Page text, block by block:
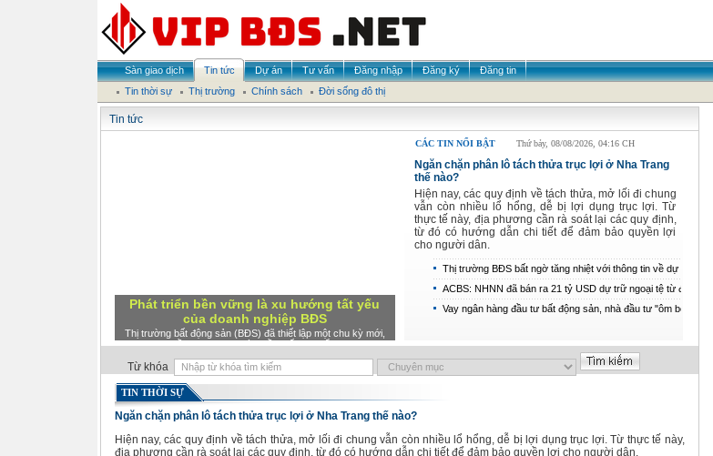
Sàn giao dịch Tin tức Dự án Tư vấn Đăng nhập Đăng ký
Đăng tin
Tin thời sự
Thị trường Chính sách Đời sống đô thị
Tin tức
Phát triển bền vững là xu hướng tất yếu
của doanh nghiệp BĐS
Thị trường bất động sản (BĐS) đã thiết lập một chu kỳ mới,
đầy cạnh tranh và nhiều biến chuyển.
CÁC TIN NỔI BẬT Thứ bảy, 08/08/2026, 04:16 CH
Ngăn chặn phân lô tách thửa trục lợi ở Nha Trang
thế nào?
Hiện nay, các quy định về tách thửa, mở lối đi chung
vẫn còn nhiều lổ hổng, dễ bị lợi dụng trục lợi. Từ
thực tế này, địa phương cần rà soát lại các quy định,
từ đó có hướng dẫn chi tiết để đảm bảo quyền lợi
cho người dân.
Thị trường BĐS bất ngờ tăng nhiệt với thông tin về dự án
“hot” sắp ra mắt
ACBS: NHNN đã bán ra 21 tỷ USD dự trữ ngoại tệ từ đầu
năm, có thể nâng lãi suất điều hành thêm 0,75 điểm %
Vay ngân hàng đầu tư bất động sản, nhà đầu tư "ôm bom
Từ khóa
TIN THỜI SỰ
Ngăn chặn phân lô tách thửa trục lợi ở Nha Trang thế nào?
Hiện nay, các quy định về tách thửa, mở lối đi chung vẫn còn nhiều lổ hổng, dễ bị lợi dụng trục lợi. Từ thực tế này,
địa phương cần rà soát lại các quy định, từ đó có hướng dẫn chi tiết để đảm bảo quyền lợi cho người dân.